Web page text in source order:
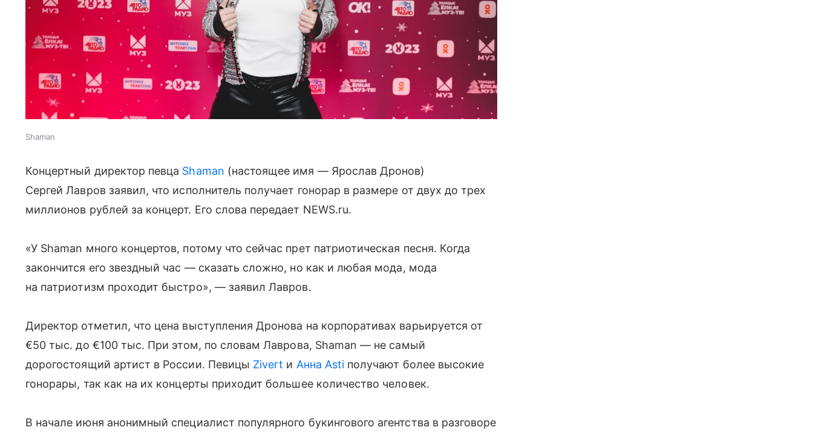
Shaman
Концертный директор певца Shaman (настоящее имя — Ярослав Дронов)
Сергей Лавров заявил, что исполнитель получает гонорар в размере от двух до трех
миллионов рублей за концерт. Его слова передает NEWS.ru.
«У Shaman много концертов, потому что сейчас прет патриотическая песня. Когда
закончится его звездный час — сказать сложно, но как и любая мода, мода
на патриотизм проходит быстро», — заявил Лавров.
Директор отметил, что цена выступления Дронова на корпоративах варьируется от
€50 тыс. до €100 тыс. При этом, по словам Лаврова, Shaman — не самый
дорогостоящий артист в России. Певицы Zivert и Анна Asti получают более высокие
гонорары, так как на их концерты приходит большее количество человек.
В начале июня анонимный специалист популярного букингового агентства в разговоре